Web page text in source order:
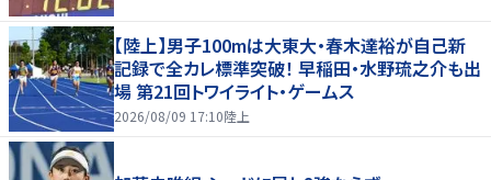
【陸上】男子100mは大東大・春木達裕が自己新
記録で全カレ標準突破！ 早稲田・水野琉之介も出
場 第21回トワイライト・ゲームス
2026/08/09 17:10陸上